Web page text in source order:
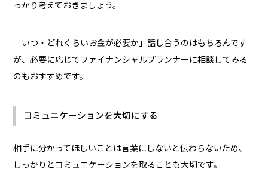
っかり考えておきましょう。
「いつ・どれくらいお金が必要か」話し合うのはもちろんです
が、必要に応じてファイナンシャルプランナーに相談してみる
のもおすすめです。
コミュニケーションを大切にする
相手に分かってほしいことは言葉にしないと伝わらないため、
しっかりとコミュニケーションを取ることも大切です。